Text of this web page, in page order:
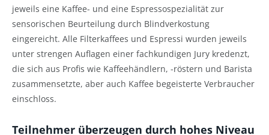
jeweils eine Kaffee- und eine Espressospezialität zur
sensorischen Beurteilung durch Blindverkostung
eingereicht. Alle Filterkaffees und Espressi wurden jeweils
unter strengen Auflagen einer fachkundigen Jury kredenzt,
die sich aus Profis wie Kaffeehändlern, -röstern und Barista
zusammensetzte, aber auch Kaffee begeisterte Verbraucher
einschloss.
Teilnehmer überzeugen durch hohes Niveau